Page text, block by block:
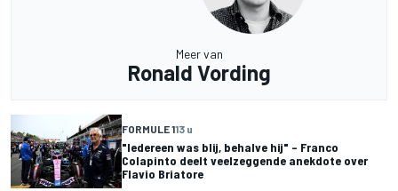
Meer van
Ronald Vording
FORMULE 113 u
"Iedereen was blij, behalve hij" – Franco
Colapinto deelt veelzeggende anekdote over
Flavio Briatore